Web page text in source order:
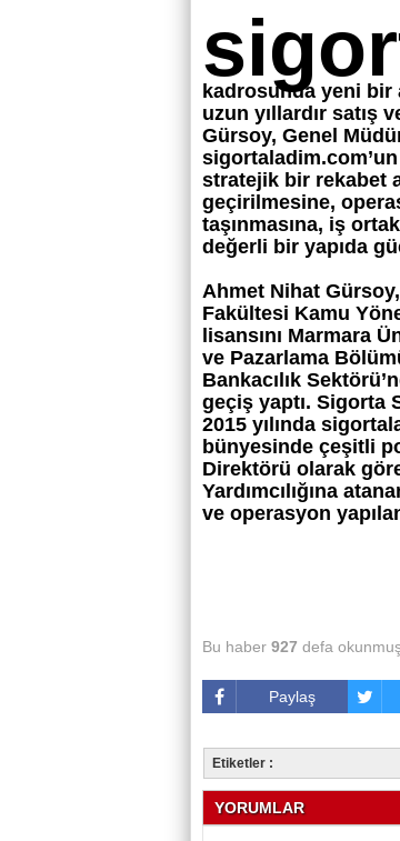
kadrosunda yeni
uzun yıllardır satış
Gürsoy, Genel
stratejik bir rekabet
geçirilmesine,
taşınmasına, iş
değerli bir yapıda
Ahmet Nihat
Fakültesi Kamu
lisansını Marmara
ve Pazarlama
Bankacılık
geçiş yaptı. Sigorta
2015 yılında
bünyesinde çeşitli
Direktörü olarak
Yardımcılığına
ve operasyon
Bu haber 927 defa
Paylaş
Etiketler :
YORUMLAR